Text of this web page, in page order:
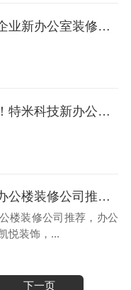
信维科技企业新办公室装修工程盛大开工
喜提锦旗！特米科技新办公楼装修圆满交付
广州总部办公楼装修公司推荐，办公楼装修就找凯悦装饰
楼装修公司推荐，办公
悦装饰，...
下一页